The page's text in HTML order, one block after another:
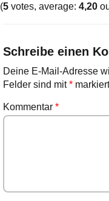
(5 votes, average: 4,20
Schreibe einen
Deine E-Mail-Adresse
Felder sind mit*markiert
Kommentar *